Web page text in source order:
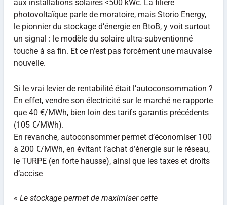
aux installations solaires <500 kWc. La filière
photovoltaïque parle de moratoire, mais Storio Energy,
le pionnier du stockage d’énergie en BtoB, y voit surtout
un signal : le modèle du solaire ultra-subventionné
touche à sa fin. Et ce n’est pas forcément une mauvaise
nouvelle.
Si le vrai levier de rentabilité était l’autoconsommation ?
En effet, vendre son électricité sur le marché ne rapporte
que 40 €/MWh, bien loin des tarifs garantis précédents
(105 €/MWh).
En revanche, autoconsommer permet d’économiser 100
à 200 €/MWh, en évitant l’achat d’énergie sur le réseau,
le TURPE (en forte hausse), ainsi que les taxes et droits
d’accise
« Le stockage permet de maximiser cette